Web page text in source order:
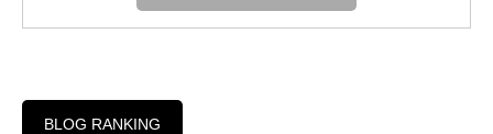
BLOG RANKING